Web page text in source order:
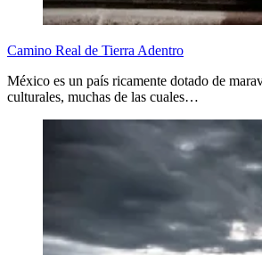
Camino Real de Tierra Adentro
México es un país ricamente dotado de
culturales, muchas de las cuales…